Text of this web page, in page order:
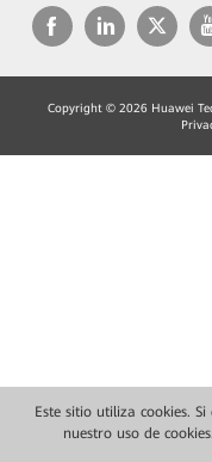
Este sitio utiliza cookies.
nuestro uso de cookies.
Copyright © 2026 Huawei